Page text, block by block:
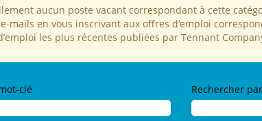
aucun poste vacant correspondant à cette
e-mails en vous inscrivant aux offres d’emploi
les plus récentes publiées par Tennant
clé Rechercher